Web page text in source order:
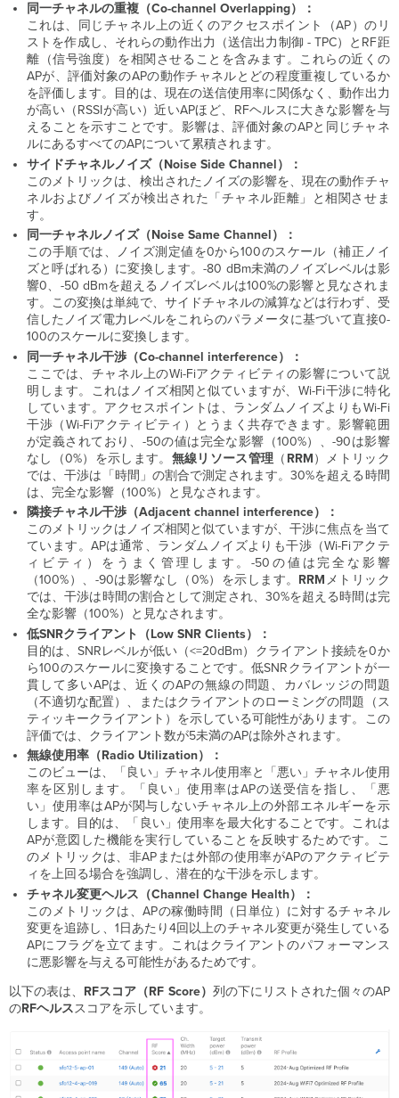
同一チャネルの重複（Co-channel Overlapping）：
これは、同じチャネル上の近くのアクセスポイント（AP）のリ
ストを作成し、それらの動作出力（送信出力制御 - TPC）とRF距
離（信号強度）を相関させることを含みます。これらの近くの
APが、評価対象のAPの動作チャネルとどの程度重複しているか
を評価します。目的は、現在の送信使用率に関係なく、動作出力
が高い（RSSIが高い）近いAPほど、RFヘルスに大きな影響を与
えることを示すことです。影響は、評価対象のAPと同じチャネ
ルにあるすべてのAPについて累積されます。
サイドチャネルノイズ（Noise Side Channel）：
このメトリックは、検出されたノイズの影響を、現在の動作チャ
ネルおよびノイズが検出された「チャネル距離」と相関させま
す。
同一チャネルノイズ（Noise Same Channel）：
この手順では、ノイズ測定値を0から100のスケール（補正ノイ
ズと呼ばれる）に変換します。-80 dBm未満のノイズレベルは影
響0、-50 dBmを超えるノイズレベルは100%の影響と見なされま
す。この変換は単純で、サイドチャネルの減算などは行わず、受
信したノイズ電力レベルをこれらのパラメータに基づいて直接0-
100のスケールに変換します。
同一チャネル干渉（Co-channel interference）：
ここでは、チャネル上のWi-Fiアクティビティの影響について説
明します。これはノイズ相関と似ていますが、Wi-Fi干渉に特化
しています。アクセスポイントは、ランダムノイズよりもWi-Fi
干渉（Wi-Fiアクティビティ）とうまく共存できます。影響範囲
が定義されており、-50の値は完全な影響（100%）、-90は影響
なし（0%）を示します。 無線リソース管理 （ RRM）メトリック
では、干渉は「時間」の割合で測定されます。30%を超える時間
は、完全な影響（100%）と見なされます。
隣接チャネル干渉（Adjacent channel interference）：
このメトリックはノイズ相関と似ていますが、干渉に焦点を当て
ています。APは通常、ランダムノイズよりも干渉（Wi-Fiアクテ
ィビティ）をうまく管理します。-50の値は完全な影響
（100%）、-90は影響なし（0%）を示します。 RRMメトリック
では、干渉は時間の割合として測定され、30%を超える時間は完
全な影響（100%）と見なされます。
低SNRクライアント（Low SNR Clients）：
目的は、SNRレベルが低い（<=20dBm）クライアント接続を0か
ら100のスケールに変換することです。低SNRクライアントが一
貫して多いAPは、近くのAPの無線の問題、カバレッジの問題
（不適切な配置）、またはクライアントのローミングの問題（ス
ティッキークライアント）を示している可能性があります。この
評価では、クライアント数が5未満のAPは除外されます。
無線使用率（Radio Utilization）：
このビューは、「良い」チャネル使用率と「悪い」チャネル使用
率を区別します。「良い」使用率はAPの送受信を指し、「悪
い」使用率はAPが関与しないチャネル上の外部エネルギーを示
します。目的は、「良い」使用率を最大化することです。これは
APが意図した機能を実行していることを反映するためです。こ
のメトリックは、非APまたは外部の使用率がAPのアクティビテ
ィを上回る場合を強調し、潜在的な干渉を示します。
チャネル変更ヘルス（Channel Change Health）：
このメトリックは、APの稼働時間（日単位）に対するチャネル
変更を追跡し、1日あたり4回以上のチャネル変更が発生している
APにフラグを立てます。これはクライアントのパフォーマンス
に悪影響を与える可能性があるためです。
以下の表は、 RFスコア（RF Score） 列の下にリストされた個々のAP
のRFヘルススコアを示しています。